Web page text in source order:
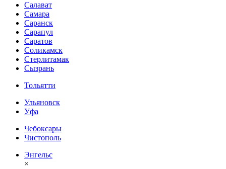
Салават
Самара
Саранск
Сарапул
Саратов
Соликамск
Стерлитамак
Сызрань
Тольятти
Ульяновск
Уфа
Чебоксары
Чистополь
Энгельс
×